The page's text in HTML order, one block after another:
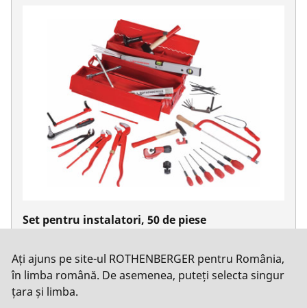
Set pentru instalatori, 50 de piese
Ați ajuns pe site-ul ROTHENBERGER pentru România,
în limba română. De asemenea, puteți selecta singur
țara și limba.